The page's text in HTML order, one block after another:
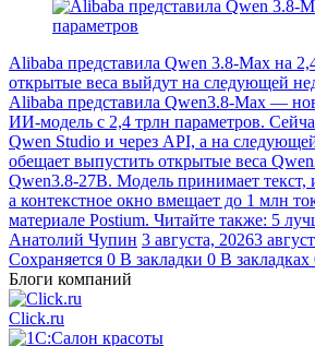
Alibaba представила Qwen 3.8‑Max на
открытые веса выйдут на следующей
Alibaba представила Qwen3.8‑Max —
ИИ-модель с 2,4 трлн параметров.
Qwen Studio и через API, а на
обещает выпустить открытые веса
Qwen3.8‑27B. Модель принимает текст,
а контекстное окно вмещает до 1 млн
материале Postium. Читайте также: 5
Анатолий Чупин 3 августа, 20263
Сохраняется 0 В закладки 0 В закладках
Блоги компаний
Click.ru